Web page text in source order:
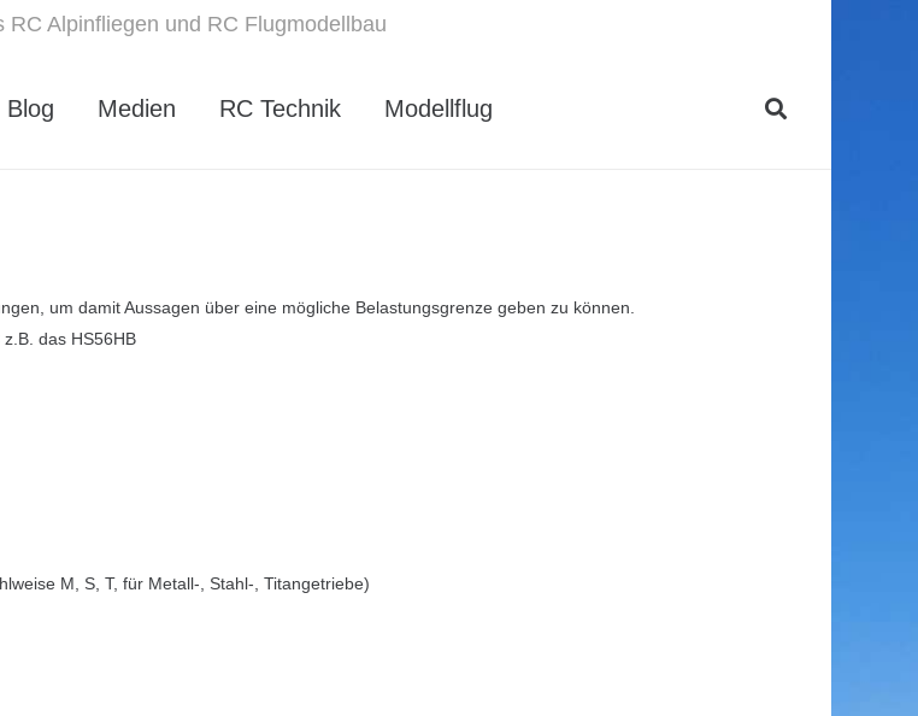
RC Alpinfliegen und RC Flugmodellbau
Blog Medien RC Technik Modellflug
um damit Aussagen über eine mögliche Belastungsgrenze geben zu können.
das HS56HB
M, S, T, für Metall-, Stahl-, Titangetriebe)